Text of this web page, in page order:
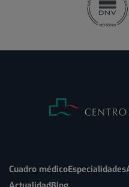
Cuadro médicoEspecialidades